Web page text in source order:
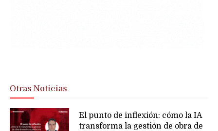
Otras Noticias
El punto de inflexión: cómo la IA
transforma la gestión de obra de